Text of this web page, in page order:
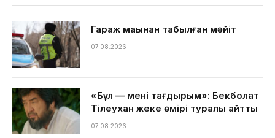
Гараж маңынан табылған мәйіт
07.08.2026
«Бұл — менің тағдырым»: Бекболат
Тілеухан жеке өмірі туралы айтты
07.08.2026